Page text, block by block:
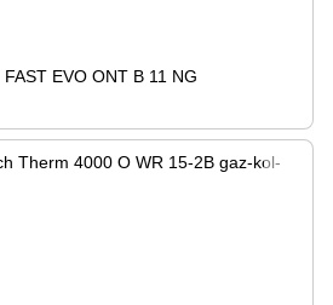
EVO ONT B 11 NG